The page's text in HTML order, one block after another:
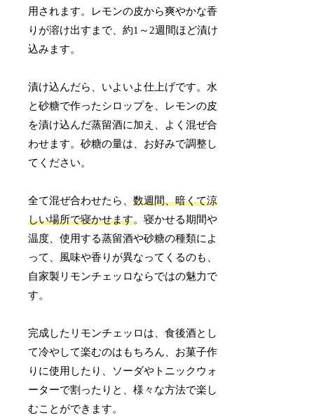
用されます。レモンの皮から爽やかな香
りが溶け出すまで、約1～2週間ほど漬け
込みます。
漬け込んだら、いよいよ仕上げです。水
と砂糖で作ったシロップを、レモンの皮
を漬け込んだ蒸留酒に加え、よく混ぜ合
わせます。砂糖の量は、お好みで調整し
てください。
全て混ぜ合わせたら、数週間、暗くて涼
しい場所で寝かせます。寝かせる期間や
温度、使用する蒸留酒や砂糖の種類によ
って、風味や香りが異なってくるのも、
自家製リモンチェッロならではの魅力で
す。
完成したリモンチェッロは、食後酒とし
て冷やして楽むのはもちろん、お菓子作
りに使用したり、ソーダやトニックウォ
ーターで割ったりと、様々な方法で楽し
むことができます。